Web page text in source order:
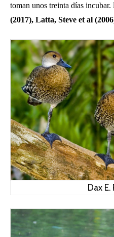
toman unos treinta días incubar.
(2017), Latta, Steve et al
Dax E.